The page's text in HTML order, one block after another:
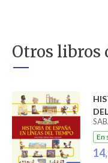
Otros libros
En